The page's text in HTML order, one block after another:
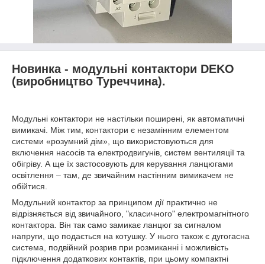
Новинка - модульні контактори DEKO
(виробництво Туреччина).
Модульні контактори не настільки поширені, як автоматичні
вимикачі. Між тим, контактори є незамінним елементом
системи «розумний дім», що використовуються для
включення насосів та електродвигунів, систем вентиляції та
обігріву. А ще їх застосовують для керування ланцюгами
освітлення – там, де звичайним настінним вимикачем не
обійтися.
Модульний контактор за принципом дії практично не
відрізняється від звичайного, "класичного" електромагнітного
контактора. Він так само замикає ланцюг за сигналом
напруги, що подається на котушку. У нього також є дугогасна
система, подвійний розрив при розмиканні і можливість
підключення додаткових контактів, при цьому компактні